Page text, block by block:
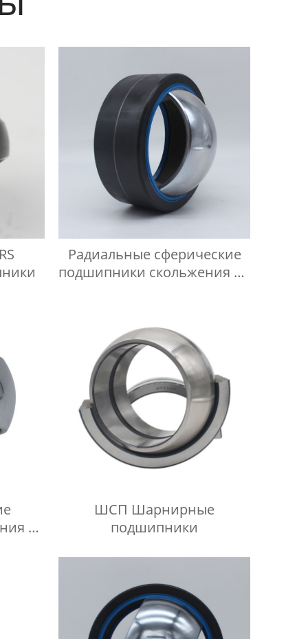
Радиальные сферические
подшипники скольжения не
не
ШСП Шарнирные
подшипники